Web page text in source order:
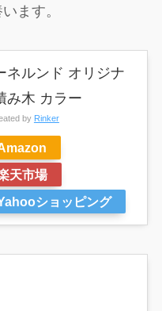
ます。
ネルンド オリジナ
み木 カラー
by Rinker
天市場
ショッピング